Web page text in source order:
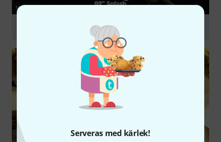
Serveras med kärlek!
VIDEO
Zultan 09 Heritage Splash